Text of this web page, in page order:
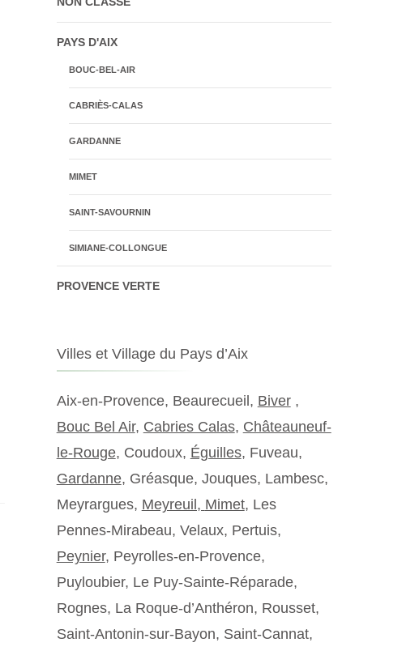
PAYS D'AIX
BOUC-BEL-AIR
CABRIÈS-CALAS
GARDANNE
MIMET
SAINT-SAVOURNIN
SIMIANE-COLLONGUE
PROVENCE VERTE
Villes et Village du Pays d’Aix
Aix-en-Provence, Beaurecueil, Biver,
Bouc Bel Air, Cabries Calas, Châteauneuf-
le-Rouge, Coudoux, Éguilles, Fuveau,
Gardanne, Gréasque, Jouques, Lambesc,
Meyrargues, Meyreuil, Mimet, Les
Pennes-Mirabeau, Velaux, Pertuis,
Peynier, Peyrolles-en-Provence,
Puyloubier, Le Puy-Sainte-Réparade,
Rognes, La Roque-d’Anthéron, Rousset,
Saint-Antonin-sur-Bayon, Saint-Cannat,